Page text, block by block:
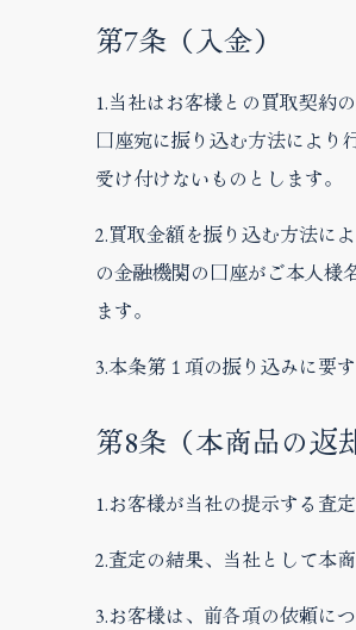
第7条（入金）
1.当社はお客様との買取契約
口座宛に振り込む方法により
受け付けないものとします。
2.買取金額を振り込む方法に
の金融機関の口座がご本人様
ます。
3.本条第１項の振り込みに要
第8条（本商品の返
1.お客様が当社の提示する査
2.査定の結果、当社として本
3.お客様は、前各項の依頼に